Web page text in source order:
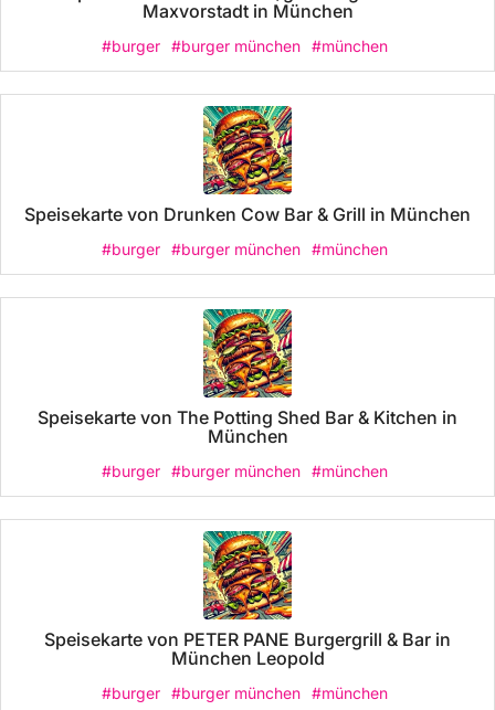
Maxvorstadt in München
#burger #burger münchen #münchen
Speisekarte von Drunken Cow Bar & Grill in München
#burger #burger münchen #münchen
Speisekarte von The Potting Shed Bar & Kitchen in
München
#burger #burger münchen #münchen
Speisekarte von PETER PANE Burgergrill & Bar in
München Leopold
#burger #burger münchen #münchen